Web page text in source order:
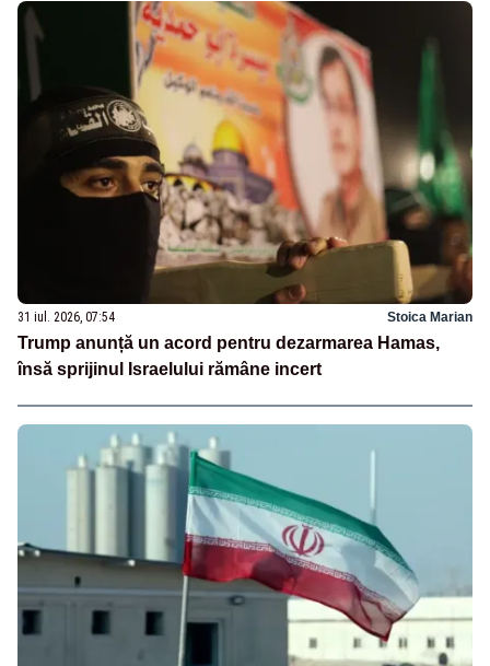
31 iul. 2026, 07:54 Stoica Marian
Trump anunță un acord pentru dezarmarea Hamas,
însă sprijinul Israelului rămâne incert